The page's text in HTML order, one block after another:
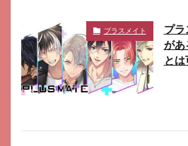
プラスメイト
プ
があ
と